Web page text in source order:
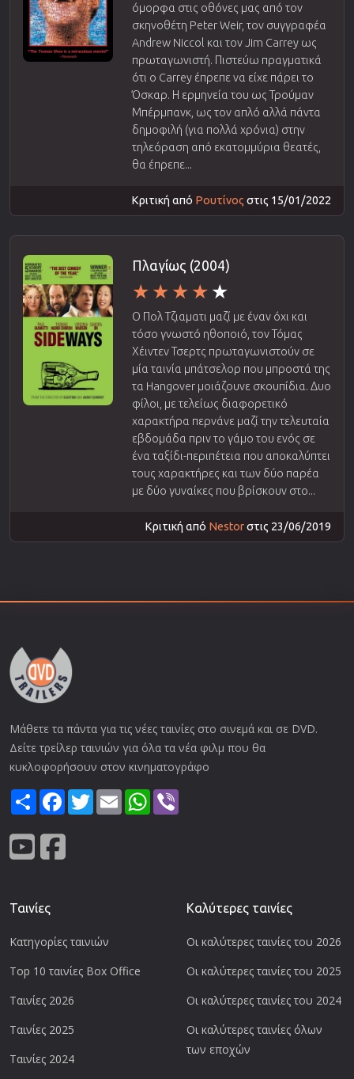
όμορφα στις οθόνες μας από τον
σκηνοθέτη Peter Weir, τον συγγραφέα
Andrew Niccol και τον Jim Carrey ως
πρωταγωνιστή. Πιστεύω πραγματικά
ότι ο Carrey έπρεπε να είχε πάρει το
Όσκαρ. Η ερμηνεία του ως Τρούμαν
Μπέρμπανκ, ως τον απλό αλλά πάντα
δημοφιλή (για πολλά χρόνια) στην
τηλεόραση από εκατομμύρια θεατές,
θα έπρεπε...
Κριτική από Ρουτίνος στις 15/01/2022
Πλαγίως (2004)
Ο Πολ Τζιαματι μαζί με έναν όχι και
τόσο γνωστό ηθοποιό, τον Τόμας
Χέιντεν Τσερτς πρωταγωνιστούν σε
μία ταινία μπάτσελορ που μπροστά της
τα Hangover μοιάζουνε σκουπίδια. Δυο
φίλοι, με τελείως διαφορετικό
χαρακτήρα περνάνε μαζί την τελευταία
εβδομάδα πριν το γάμο του ενός σε
ένα ταξίδι-περιπέτεια που αποκαλύπτει
τους χαρακτήρες και των δύο παρέα
με δύο γυναίκες που βρίσκουν στο...
Κριτική από Nestorστις 23/06/2019
Μάθετε τα πάντα για τις νέες ταινίες στο σινεμά και σε DVD.
Δείτε τρείλερ ταινιών για όλα τα νέα φιλμ που θα
κυκλοφορήσουν στον κινηματογράφο
ShareFacebook
TwitterEmail WhatsApp
Ταινίες
Κατηγορίες ταινιών
Top 10 ταινίες Box Office
Ταινίες 2026
Ταινίες 2025
Ταινίες 2024
Καλύτερες ταινίες
Οι καλύτερες ταινίες του 2026
Οι καλύτερες ταινίες του 2025
Οι καλύτερες ταινίες του 2024
Οι καλύτερες ταινίες όλων
των εποχών